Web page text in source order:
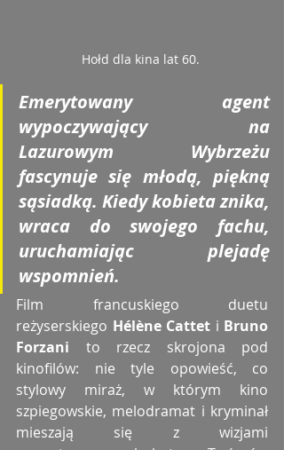
Hołd dla kina lat 60.
Emerytowany agent
wypoczywający na
Lazurowym Wybrzeżu
fascynuje się młodą, piękną
sąsiadką. Kiedy kobieta znika,
wraca do swojego fachu,
uruchamiając plejadę
wspomnień.
Film francuskiego duetu
reżyserskiego Hélène Cattet i Bruno
Forzani to rzecz skrojona pod
kinofilów: nie tyle opowieść, co
stylowy miraż, w którym kino
szpiegowskie, melodramat i kryminał
mieszają się z wizjami